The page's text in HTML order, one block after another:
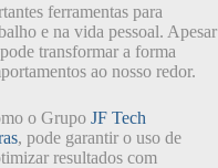
ferramentas para
e na vida pessoal. Apesar
transformar a forma
ao nosso redor.
o Grupo JF Tech
, pode garantir o uso de
resultados com